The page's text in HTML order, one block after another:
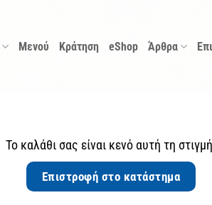
Μενού Κράτηση eShop Άρθρα
Το καλάθι σας είναι κενό αυτή τη
Επιστροφή στο κατάστημα